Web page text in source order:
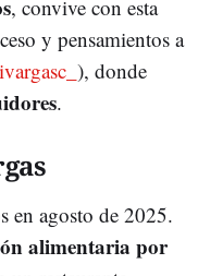
, convive con esta
y pensamientos a
), donde
.
en agosto de 2025.
alimentaria por